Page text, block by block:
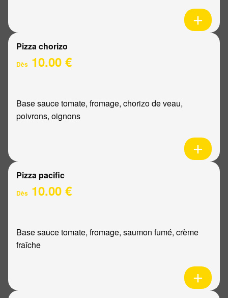
Pizza chorizo
Dès 10.00 €
Base sauce tomate, fromage, chorizo de veau,
poivrons, oignons
Pizza pacific
Dès 10.00 €
Base sauce tomate, fromage, saumon fumé, crème
fraîche